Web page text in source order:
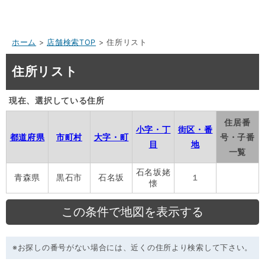
ホーム > 店舗検索TOP > 住所リスト
住所リスト
現在、選択している住所
都道府県 市町村 大字・町
小字・丁
目
街区・番
地
住居番
号・子番
一覧
青森県 黒石市 石名坂
石名坂姥
懐
１
※お探しの番号がない場合には、近くの住所より検索して下さい。